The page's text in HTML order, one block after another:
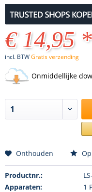
€ 14,95 *
incl. BTWGratis verzending
Onmiddellijke
Onthouden
Productnr.:
Apparaten:
1